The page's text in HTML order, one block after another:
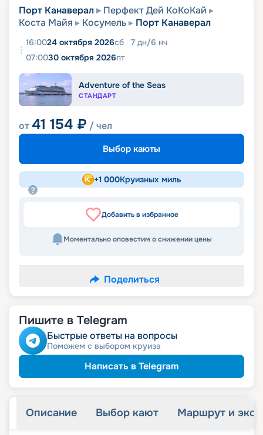
Порт Канаверал
Перфект Дей КоКоКай
Коста Майя
Косумель Порт Канаверал
16:0024 октября 2026сб 7 дн/6 нч
07:0030 октября 2026пт
Adventure of the Seas
СТАНДАРТ
от41 154 ₽ / чел
Выбор каюты
+1 000Круизных миль
Добавить в избранное
Моментально оповестим о снижении цены
Поделиться
Пишите в Telegram
Быстрые ответы на вопросы
Поможем с выбором круиза
Написать в Telegram
Описание Выбор кают Маршрут и